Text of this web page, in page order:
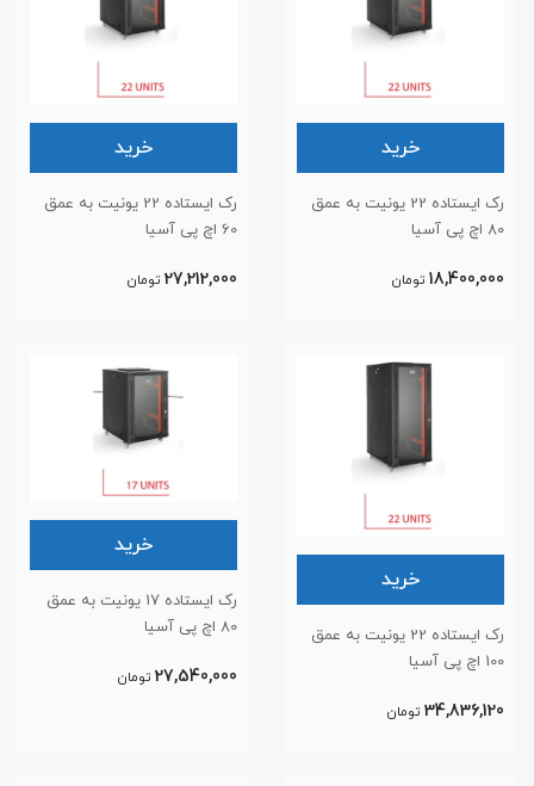
خرید
رک ایستاده 22 یونیت به عمق
80 اچ پی آسیا
18,400,000 تومان
خرید
رک ایستاده 22 یونیت به عمق
60 اچ پی آسیا
27,212,000 تومان
خرید
رک ایستاده 22 یونیت به عمق
100 اچ پی آسیا
34,836,120 تومان
خرید
رک ایستاده 17 یونیت به عمق
80 اچ پی آسیا
27,540,000 تومان